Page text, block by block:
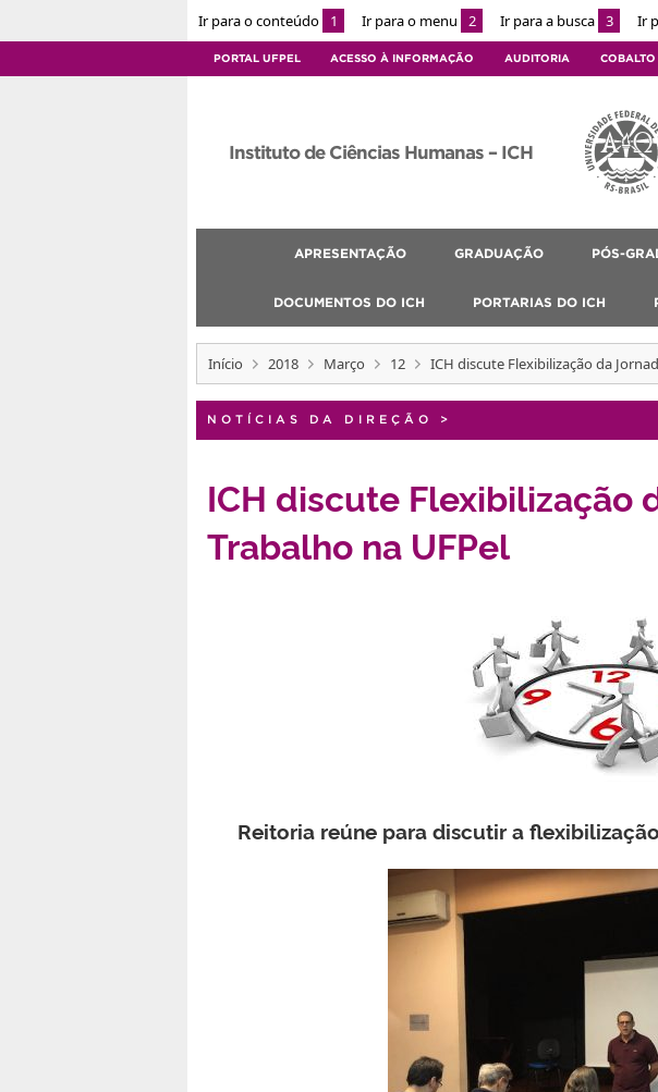
Ir para o conteúdo 1 Ir para o menu 2 Ir para a busca 3 Ir
PORTAL UFPEL ACESSO À INFORMAÇÃO AUDITORIA COBALTO
Instituto de Ciências Humanas – ICH
APRESENTAÇÃO GRADUAÇÃO PÓS-
DOCUMENTOS DO ICH PORTARIAS DO ICH
Início 2018 Março 12 ICH discute Flexibilização da
NOTÍCIAS DA DIREÇÃO >
ICH discute Flexibilização
Trabalho na UFPel
Reitoria reúne para discutir a